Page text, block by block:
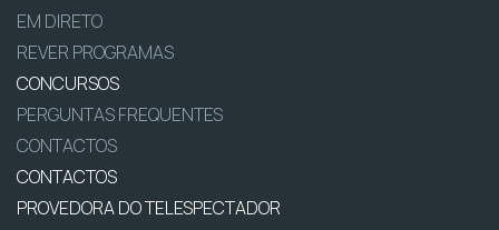
EM DIRETO
REVER PROGRAMAS
CONCURSOS
PERGUNTAS FREQUENTES
CONTACTOS
CONTACTOS
PROVEDORA DO TELESPECTADOR